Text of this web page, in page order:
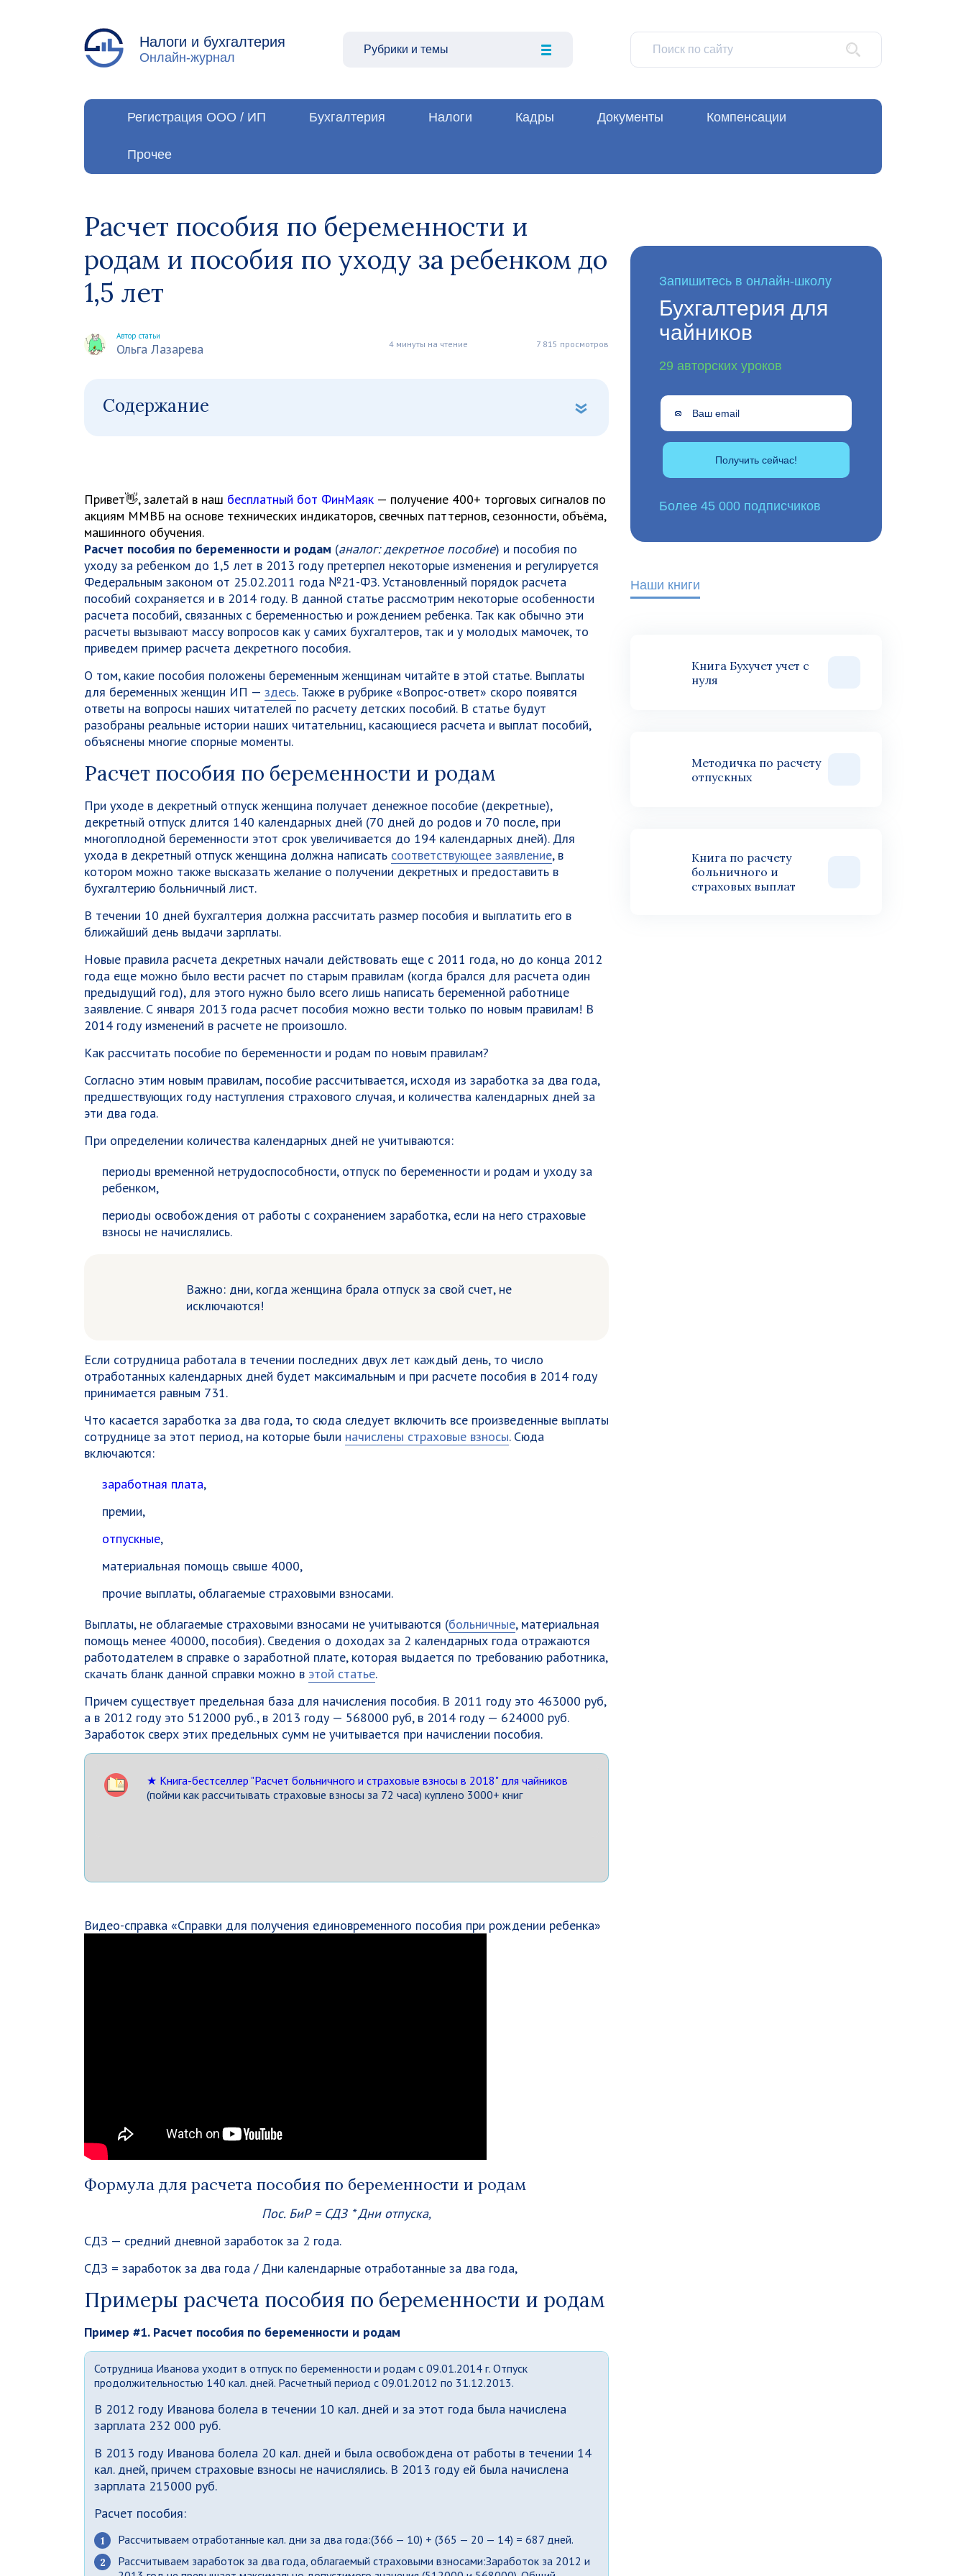
Налоги и бухгалтерия
Онлайн-журнал
Рубрики и темы
Регистрация ООО / ИП Бухгалтерия Налоги Кадры Документы Компенсации
Прочее
Расчет пособия по беременности и
родам и пособия по уходу за ребенком до
1,5 лет
Автор статьи
Ольга Лазарева 4 минуты на чтение 7 815 просмотров
Содержание
Привет👋, залетай в наш бесплатный бот ФинМаяк — получение 400+ торговых сигналов по
акциям ММВБ на основе технических индикаторов, свечных паттернов, сезонности, объёма,
машинного обучения.
Расчет пособия по беременности и родам (аналог: декретное пособие) и пособия по
уходу за ребенком до 1,5 лет в 2013 году претерпел некоторые изменения и регулируется
Федеральным законом от 25.02.2011 года №21-ФЗ. Установленный порядок расчета
пособий сохраняется и в 2014 году. В данной статье рассмотрим некоторые особенности
расчета пособий, связанных с беременностью и рождением ребенка. Так как обычно эти
расчеты вызывают массу вопросов как у самих бухгалтеров, так и у молодых мамочек, то
приведем пример расчета декретного пособия.
О том, какие пособия положены беременным женщинам читайте в этой статье. Выплаты
для беременных женщин ИП — здесь. Также в рубрике «Вопрос-ответ» скоро появятся
ответы на вопросы наших читателей по расчету детских пособий. В статье будут
разобраны реальные истории наших читательниц, касающиеся расчета и выплат пособий,
объяснены многие спорные моменты.
Расчет пособия по беременности и родам
При уходе в декретный отпуск женщина получает денежное пособие (декретные),
декретный отпуск длится 140 календарных дней (70 дней до родов и 70 после, при
многоплодной беременности этот срок увеличивается до 194 календарных дней). Для
ухода в декретный отпуск женщина должна написать соответствующее заявление, в
котором можно также высказать желание о получении декретных и предоставить в
бухгалтерию больничный лист.
В течении 10 дней бухгалтерия должна рассчитать размер пособия и выплатить его в
ближайший день выдачи зарплаты.
Новые правила расчета декретных начали действовать еще с 2011 года, но до конца 2012
года еще можно было вести расчет по старым правилам (когда брался для расчета один
предыдущий год), для этого нужно было всего лишь написать беременной работнице
заявление. С января 2013 года расчет пособия можно вести только по новым правилам! В
2014 году изменений в расчете не произошло.
Как рассчитать пособие по беременности и родам по новым правилам?
Согласно этим новым правилам, пособие рассчитывается, исходя из заработка за два года,
предшествующих году наступления страхового случая, и количества календарных дней за
эти два года.
При определении количества календарных дней не учитываются:
периоды временной нетрудоспособности, отпуск по беременности и родам и уходу за
ребенком,
периоды освобождения от работы с сохранением заработка, если на него страховые
взносы не начислялись.
Важно: дни, когда женщина брала отпуск за свой счет, не
исключаются!
Если сотрудница работала в течении последних двух лет каждый день, то число
отработанных календарных дней будет максимальным и при расчете пособия в 2014 году
принимается равным 731.
Что касается заработка за два года, то сюда следует включить все произведенные выплаты
сотруднице за этот период, на которые были начислены страховые взносы. Сюда
включаются:
заработная плата,
премии,
отпускные,
материальная помощь свыше 4000,
прочие выплаты, облагаемые страховыми взносами.
Выплаты, не облагаемые страховыми взносами не учитываются (больничные, материальная
помощь менее 40000, пособия). Сведения о доходах за 2 календарных года отражаются
работодателем в справке о заработной плате, которая выдается по требованию работника,
скачать бланк данной справки можно в этой статье.
Причем существует предельная база для начисления пособия. В 2011 году это 463000 руб,
а в 2012 году это 512000 руб., в 2013 году — 568000 руб, в 2014 году — 624000 руб.
Заработок сверх этих предельных сумм не учитывается при начислении пособия.
★ Книга-бестселлер "Расчет больничного и страховые взносы в 2018" для чайников
(пойми как рассчитывать страховые взносы за 72 часа) куплено 3000+ книг
Видео-справка «Справки для получения единовременного пособия при рождении ребенка»
Формула для расчета пособия по беременности и родам
Пос. БиР = СДЗ * Дни отпуска,
СДЗ — средний дневной заработок за 2 года.
СДЗ = заработок за два года / Дни календарные отработанные за два года,
Примеры расчета пособия по беременности и родам
Пример #1. Расчет пособия по беременности и родам
Сотрудница Иванова уходит в отпуск по беременности и родам с 09.01.2014 г. Отпуск
продолжительностью 140 кал. дней. Расчетный период с 09.01.2012 по 31.12.2013.
В 2012 году Иванова болела в течении 10 кал. дней и за этот года была начислена
зарплата 232 000 руб.
В 2013 году Иванова болела 20 кал. дней и была освобождена от работы в течении 14
кал. дней, причем страховые взносы не начислялись. В 2013 году ей была начислена
зарплата 215000 руб.
Расчет пособия:
Рассчитываем отработанные кал. дни за два года:(366 — 10) + (365 — 20 — 14) = 687 дней.
Рассчитываем заработок за два года, облагаемый страховыми взносами:Заработок за 2012 и
Запишитесь в онлайн-школу
Бухгалтерия для
чайников
29 авторских уроков
Получить сейчас!
Более 45 000 подписчиков
Наши книги
Книга Бухучет учет с
нуля
Методичка по расчету
отпускных
Книга по расчету
больничного и
страховых выплат